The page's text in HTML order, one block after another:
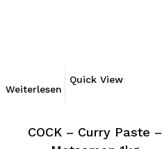
Weiterlesen
Quick View
COCK – Curry Paste –